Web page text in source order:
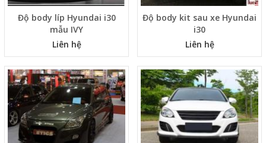
Độ body líp Hyundai i30
mẫu IVY
Liên hệ
Độ body kit sau xe Hyundai
i30
Liên hệ